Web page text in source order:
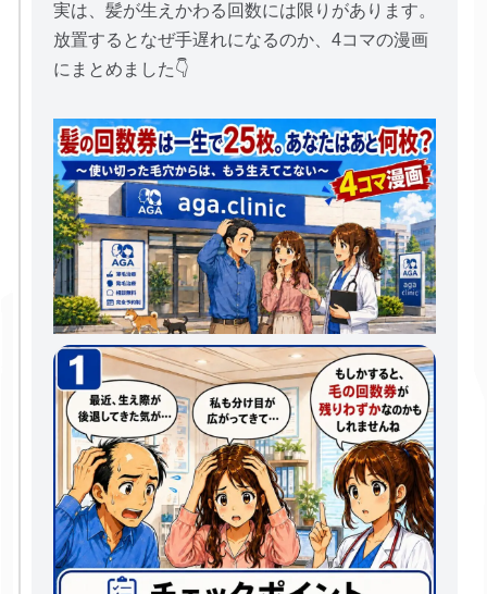
実は、髪が生えかわる回数には限りがあります。
放置するとなぜ手遅れになるのか、4コマの漫画
にまとめました👇